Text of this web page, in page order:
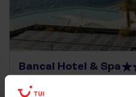
Bancal Hotel & Spa
WYSPY KANARYJSKIE LA GOMERA